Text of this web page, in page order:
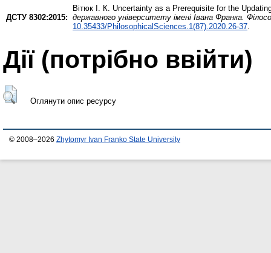
ДСТУ 8302:2015:
Вітюк І. К. Uncertainty as a Prerequisite for the
державного університету імені Івана Франка.
10.35433/PhilosophicalSciences.1(87).2020.26-37.
Дії ​​(потрібно ввійти)
Оглянути опис ресурсу
© 2008–2026 Zhytomyr Ivan Franko State University